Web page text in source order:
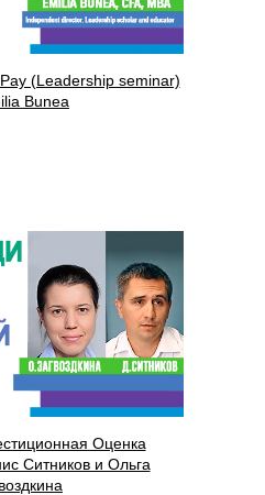
(Leadership seminar)
Bunea
Оценка
Ситников и Ольга